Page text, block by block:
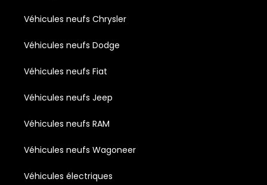
Véhicules neufs Chrysler
Véhicules neufs Dodge
Véhicules neufs Fiat
Véhicules neufs Jeep
Véhicules neufs RAM
Véhicules neufs Wagoneer
Véhicules électriques